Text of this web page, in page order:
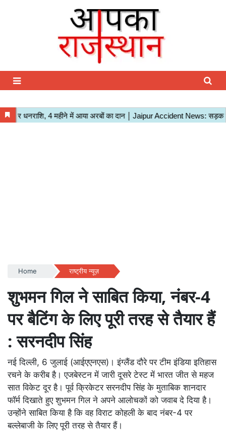
Home राष्ट्रीय न्यूज़
शुभमन गिल ने साबित किया, नंबर-4
पर बैटिंग के लिए पूरी तरह से तैयार हैं
: सरनदीप सिंह
नई दिल्ली, 6 जुलाई (आईएएनएस)। इंग्लैंड दौरे पर टीम इंडिया इतिहास
रचने के करीब है। एजबेस्टन में जारी दूसरे टेस्ट में भारत जीत से महज
सात विकेट दूर है। पूर्व क्रिकेटर सरनदीप सिंह के मुताबिक शानदार
फॉर्म दिखाते हुए शुभमन गिल ने अपने आलोचकों को जवाब दे दिया है।
उन्होंने साबित किया है कि वह विराट कोहली के बाद नंबर-4 पर
बल्लेबाजी के लिए पूरी तरह से तैयार हैं।